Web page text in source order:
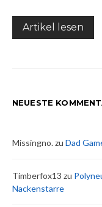
Artikel lesen
NEUESTE
Missingno.zu Dad
Timberfox13 zu
Nackenstarre